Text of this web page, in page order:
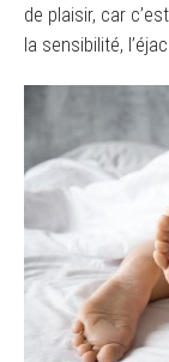
de plaisir, car
la sensibilité,